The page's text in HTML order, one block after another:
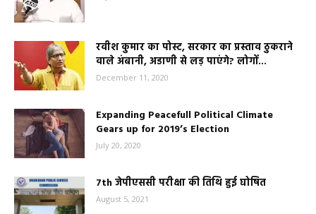
रवीश कुमार का पोस्ट, सरकार का प्रस्ताव ठुकराने
वाले अंबानी, अडाणी से लड़ पाएंगे? लोगों...
December 11, 2020
Expanding Peacefull Political Climate
Gears up for 2019’s Election
July 20, 2020
7th जेपीएससी परीक्षा की तिथि हुई घोषित
August 5, 2021